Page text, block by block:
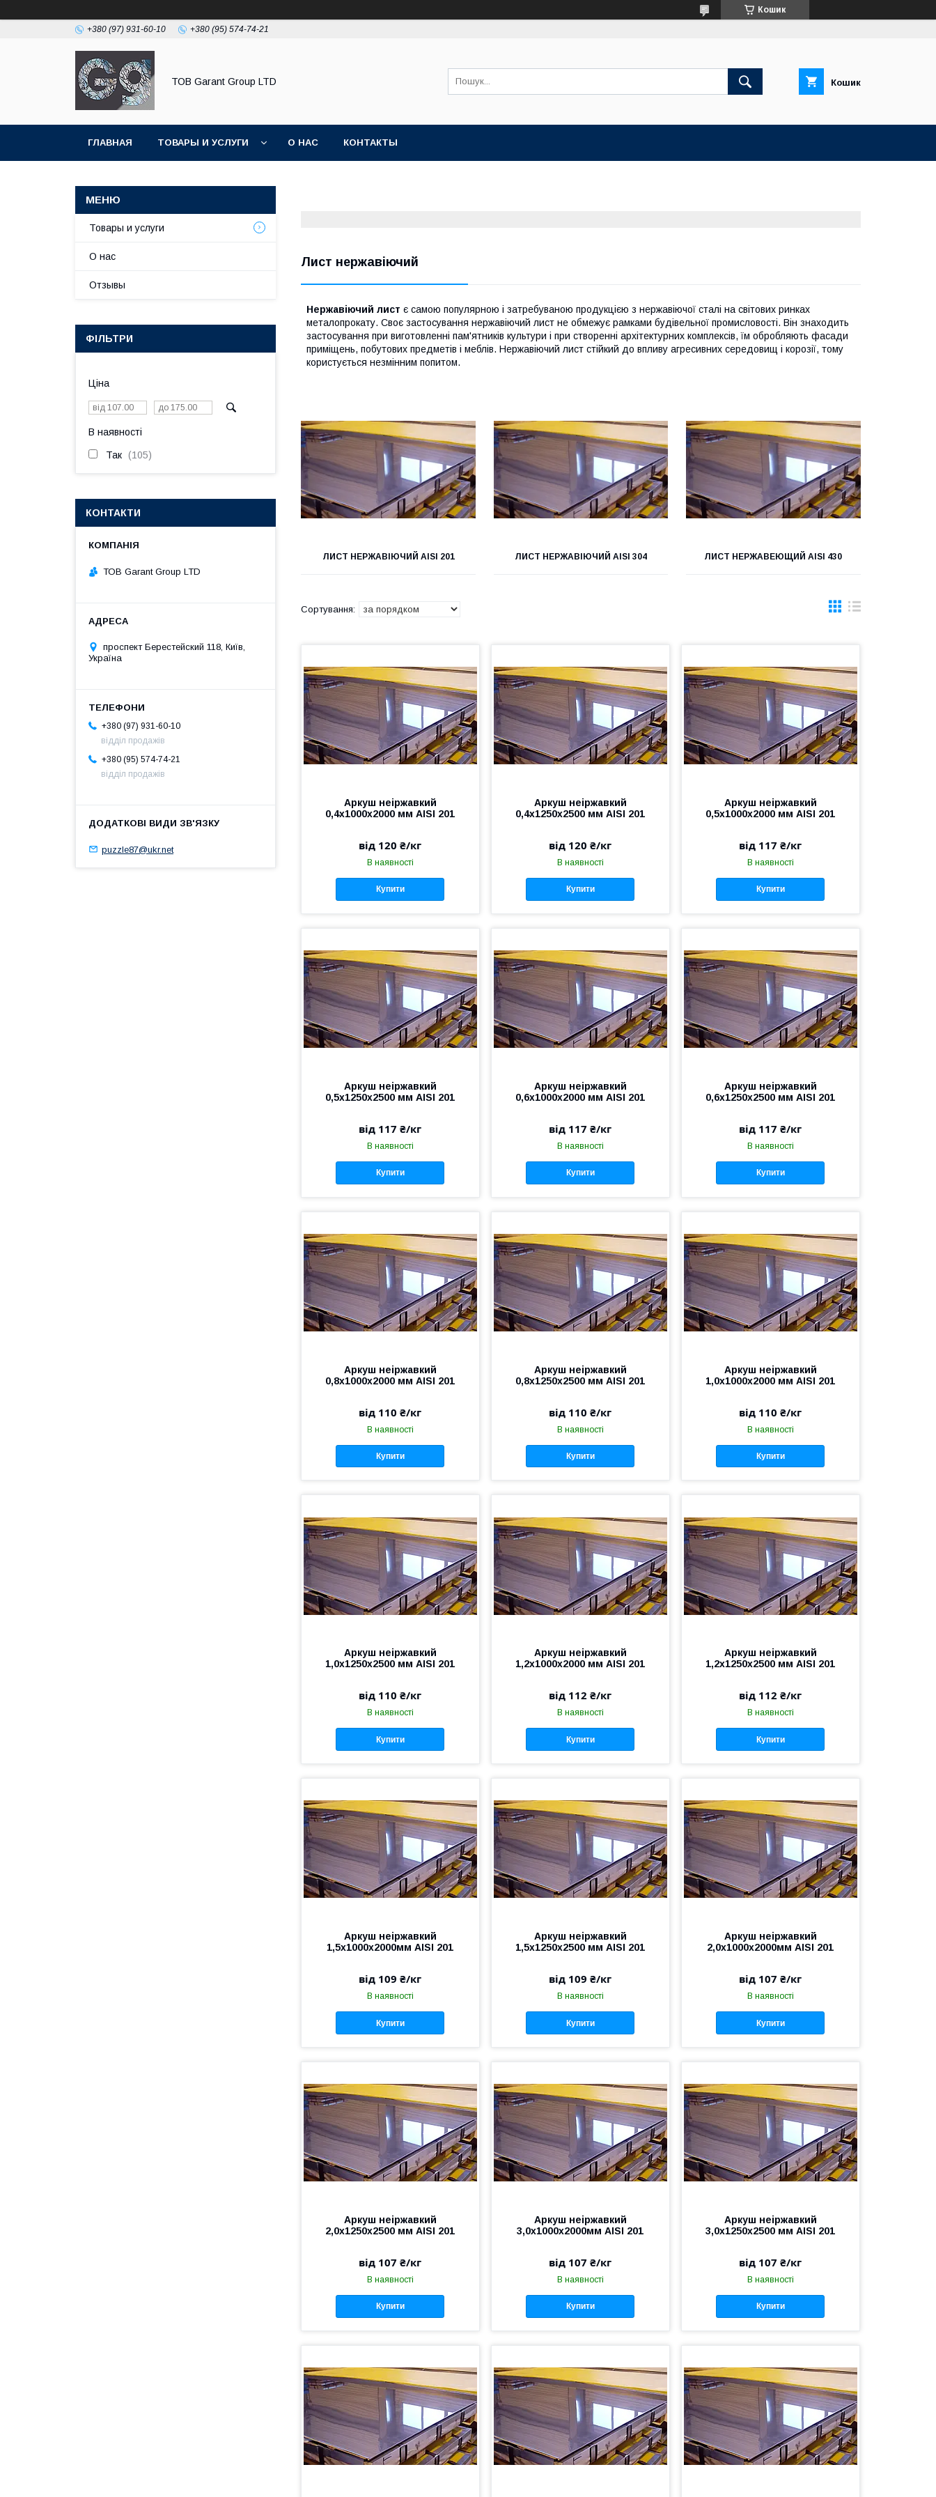
Кошик
+380 (97) 931-60-10 +380 (95) 574-74-21
ТОВ Garant Group LTD Кошик
ГЛАВНАЯ ТОВАРЫ И УСЛУГИ О НАС КОНТАКТЫ
Лист нержавіючий
Нержавіючий лист є самою популярною і затребуваною продукцією з нержавіючої сталі на світових ринках
металопрокату. Своє застосування нержавіючий лист не обмежує рамками будівельної промисловості. Він знаходить
застосування при виготовленні пам'ятників культури і при створенні архітектурних комплексів, їм обробляють фасади
приміщень, побутових предметів і меблів. Нержавіючий лист стійкий до впливу агресивних середовищ і корозії, тому
користується незмінним попитом.
ЛИСТ НЕРЖАВІЮЧИЙ АІЅІ 201 ЛИСТ НЕРЖАВІЮЧИЙ AISI 304 ЛИСТ НЕРЖАВЕЮЩИЙ AISI 430
Аркуш неіржавкий
0,4х1000х2000 мм AISI 201
від 120 ₴/кг
В наявності
Купити
Аркуш неіржавкий
0,4х1250х2500 мм AISI 201
від 120 ₴/кг
В наявності
Купити
Аркуш неіржавкий
0,5х1000х2000 мм AISI 201
від 117 ₴/кг
В наявності
Купити
Аркуш неіржавкий
0,5х1250х2500 мм AISI 201
від 117 ₴/кг
В наявності
Купити
Аркуш неіржавкий
0,6х1000х2000 мм AISI 201
від 117 ₴/кг
В наявності
Купити
Аркуш неіржавкий
0,6х1250х2500 мм AISI 201
від 117 ₴/кг
В наявності
Купити
Аркуш неіржавкий
0,8х1000х2000 мм AISI 201
від 110 ₴/кг
В наявності
Купити
Аркуш неіржавкий
0,8х1250х2500 мм AISI 201
від 110 ₴/кг
В наявності
Купити
Аркуш неіржавкий
1,0х1000х2000 мм AISI 201
від 110 ₴/кг
В наявності
Купити
Аркуш неіржавкий
1,0х1250х2500 мм AISI 201
від 110 ₴/кг
В наявності
Купити
Аркуш неіржавкий
1,2х1000х2000 мм AISI 201
від 112 ₴/кг
В наявності
Купити
Аркуш неіржавкий
1,2х1250х2500 мм AISI 201
від 112 ₴/кг
В наявності
Купити
Аркуш неіржавкий
1,5х1000х2000мм AISI 201
від 109 ₴/кг
В наявності
Купити
Аркуш неіржавкий
1,5х1250х2500 мм AISI 201
від 109 ₴/кг
В наявності
Купити
Аркуш неіржавкий
2,0х1000х2000мм AISI 201
від 107 ₴/кг
В наявності
Купити
Аркуш неіржавкий
2,0х1250х2500 мм AISI 201
від 107 ₴/кг
В наявності
Купити
Аркуш неіржавкий
3,0х1000х2000мм AISI 201
від 107 ₴/кг
В наявності
Купити
Аркуш неіржавкий
3,0х1250х2500 мм AISI 201
від 107 ₴/кг
В наявності
Купити
Товары и услуги
О нас
Отзывы
ФІЛЬТРИ
Ціна
В наявності
Так 105
КОНТАКТИ
ТОВ Garant Group LTD
проспект Берестейский 118, Київ,
Україна
+380 (97) 931-60-10
відділ продажів
+380 (95) 574-74-21
відділ продажів
puzzle87@ukr.net